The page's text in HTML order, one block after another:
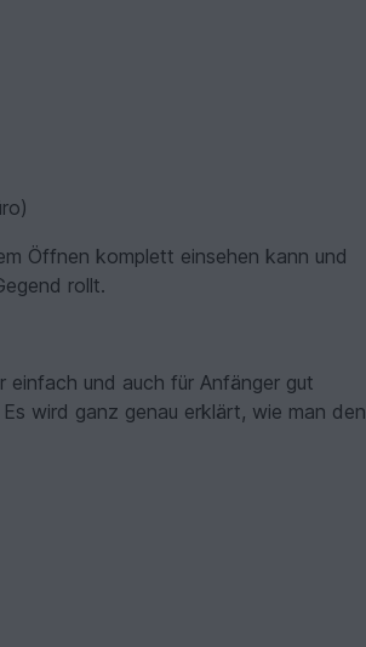
Öffnen komplett einsehen kann und
rollt.
und auch für Anfänger gut
wird ganz genau erklärt, wie man den